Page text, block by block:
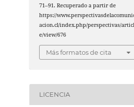
71–91. Recuperado a partir de
https://
acion.cl/index.php/perspectivas/
e/view/676
Más formatos de cita
LICENCIA